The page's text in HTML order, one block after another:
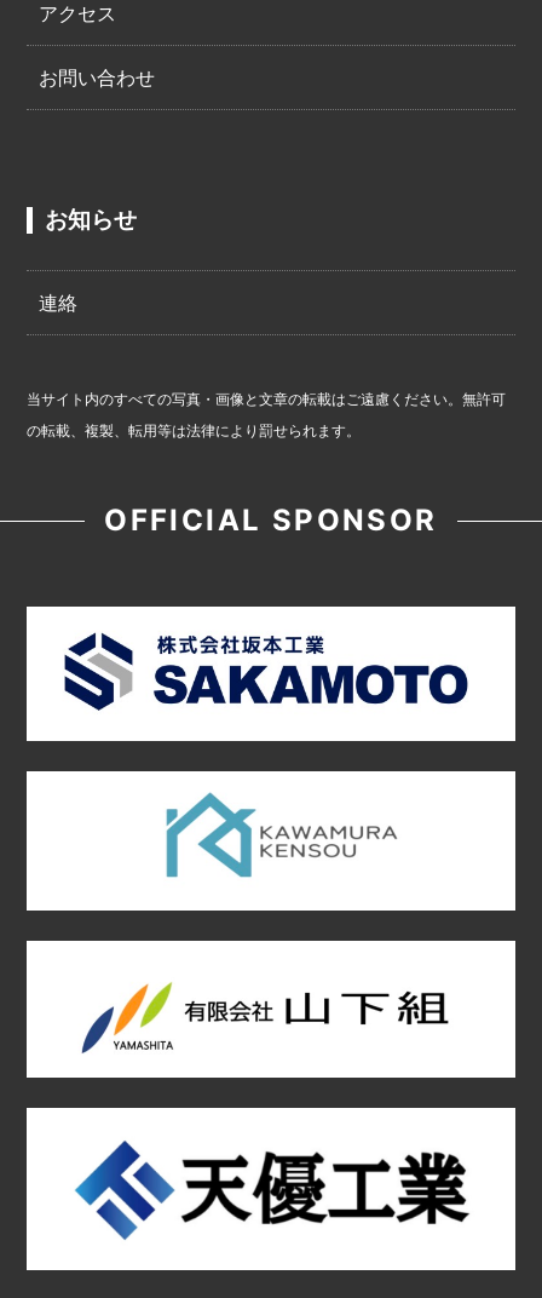
アクセス
お問い合わせ
お知らせ
連絡
当サイト内のすべての写真・画像と文章の転載はご遠慮ください。無許可
の転載、複製、転用等は法律により罰せられます。
OFFICIAL SPONSOR